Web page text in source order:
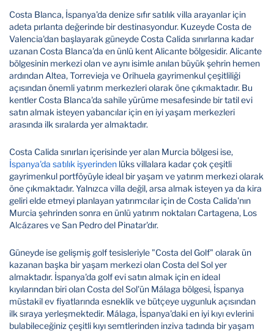
Costa Blanca, İspanya'da denize sıfır satılık villa arayanlar için
adeta pırlanta değerinde bir destinasyondur. Kuzeyde Costa de
Valencia'dan başlayarak güneyde Costa Calida sınırlarına kadar
uzanan Costa Blanca'da en ünlü kent Alicante bölgesidir. Alicante
bölgesinin merkezi olan ve aynı isimle anılan büyük şehrin hemen
ardından Altea, Torrevieja ve Orihuela gayrimenkul çeşitliliği
açısından önemli yatırım merkezleri olarak öne çıkmaktadır. Bu
kentler Costa Blanca'da sahile yürüme mesafesinde bir tatil evi
satın almak isteyen yabancılar için en iyi yaşam merkezleri
arasında ilk sıralarda yer almaktadır.
Costa Calida sınırları içerisinde yer alan Murcia bölgesi ise,
İspanya'da satılık işyerinden lüks villalara kadar çok çeşitli
gayrimenkul portföyüyle ideal bir yaşam ve yatırım merkezi olarak
öne çıkmaktadır. Yalnızca villa değil, arsa almak isteyen ya da kira
geliri elde etmeyi planlayan yatırımcılar için de Costa Calida'nın
Murcia şehrinden sonra en ünlü yatırım noktaları Cartagena, Los
Alcázares ve San Pedro del Pinatar'dır.
Güneyde ise gelişmiş golf tesisleriyle "Costa del Golf" olarak ün
kazanan başka bir yaşam merkezi olan Costa del Sol yer
almaktadır. İspanya'da golf evi satın almak için en ideal
kıyılarından biri olan Costa del Sol'ün Málaga bölgesi, İspanya
müstakil ev fiyatlarında esneklik ve bütçeye uygunluk açısından
ilk sıraya yerleşmektedir. Málaga, İspanya'daki en iyi kıyı evlerini
bulabileceğiniz çeşitli kıyı semtlerinden inziva tadında bir yaşam